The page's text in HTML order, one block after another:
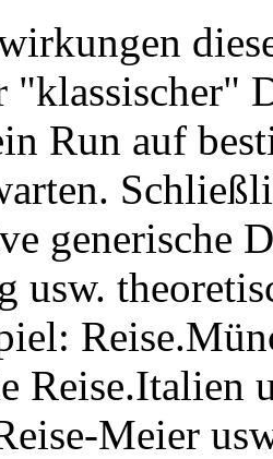
"klassischer"
Run auf
generische
usw.
Reise.Italien
Meier